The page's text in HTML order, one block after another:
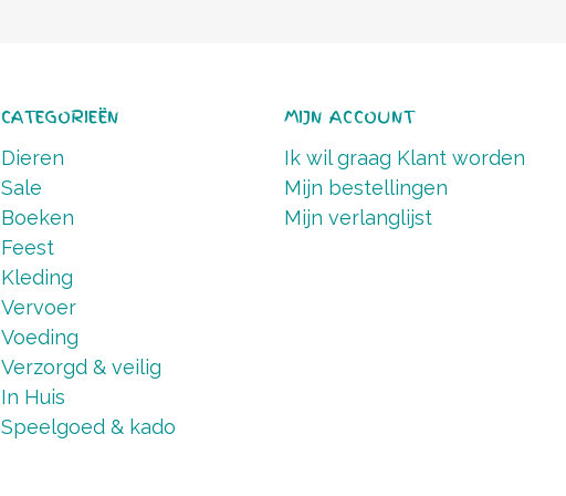
CATEGORIEËN
Dieren
Sale
Boeken
Feest
Kleding
Vervoer
Voeding
Verzorgd & veilig
In Huis
Speelgoed & kado
MIJN ACCOUNT
Ik wil graag Klant worden
Mijn bestellingen
Mijn verlanglijst